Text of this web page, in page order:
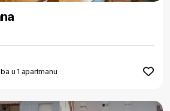
u 1 apartmanu